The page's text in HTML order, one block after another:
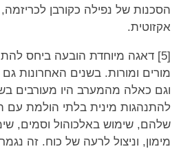
הסכנות של נפילה כקורבן
אקזוטית.
[5] דאגה מיוחדת הובעה ביחס
מורים ומורות. בשנים האחרונות
וגם כאלה מהמערב היו מעורבים
להתנהגות מינית בלתי הולמת עם
שלהם, שימוש באלכוהול וסמים,
מימון, וניצול לרעה של כוח. זה